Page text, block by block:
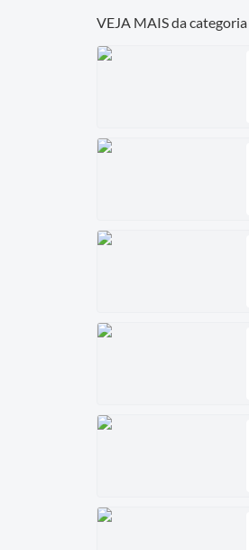
VEJA MAIS da categoria